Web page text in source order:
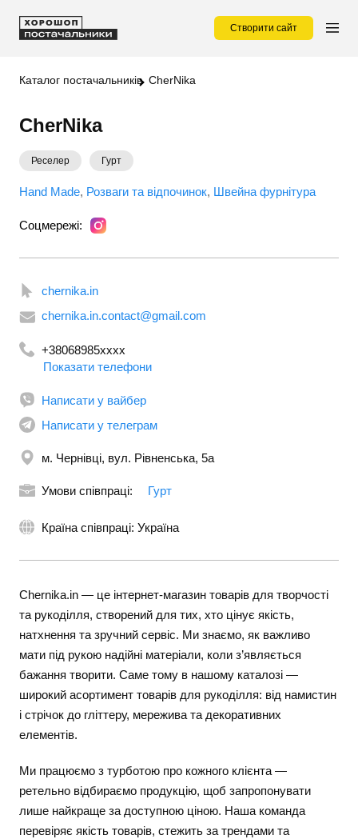
Створити сайт
Каталог постачальників CherNika
CherNika
Реселер Гурт
Hand Made Розваги та відпочинок Швейна фурнітура
Соцмережі:
chernika.in
chernika.in.contact@gmail.com
+38068985xxxx
+380957573304
Показати телефони
Написати у вайбер
Написати у телеграм
м. Чернівці, вул. Рівненська, 5а
Умови співпраці: Гурт
Країна співпраці: Україна
Chernika.in — це інтернет-магазин товарів для творчості
та рукоділля, створений для тих, хто цінує якість,
натхнення та зручний сервіс. Ми знаємо, як важливо
мати під рукою надійні матеріали, коли з’являється
бажання творити. Саме тому в нашому каталозі —
широкий асортимент товарів для рукоділля: від намистин
і стрічок до гліттеру, мережива та декоративних
елементів.
Ми працюємо з турботою про кожного клієнта —
ретельно відбираємо продукцію, щоб запропонувати
лише найкраще за доступною ціною. Наша команда
перевіряє якість товарів, стежить за трендами та